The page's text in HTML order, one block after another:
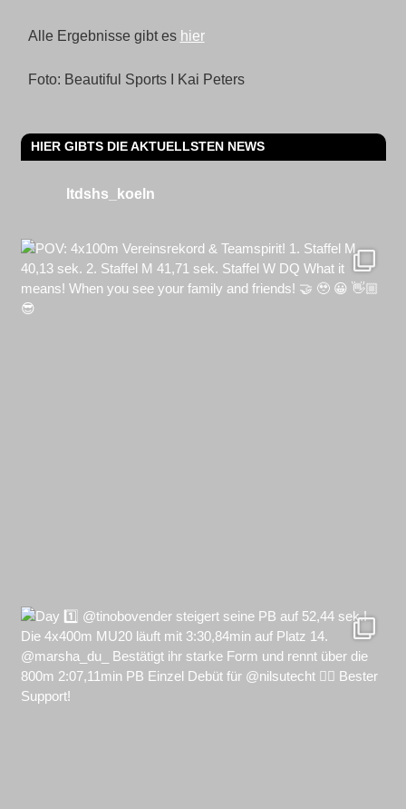
Alle Ergebnisse gibt es hier
Foto: Beautiful Sports I Kai Peters
HIER GIBTS DIE AKTUELLSTEN NEWS
ltdshs_koeln